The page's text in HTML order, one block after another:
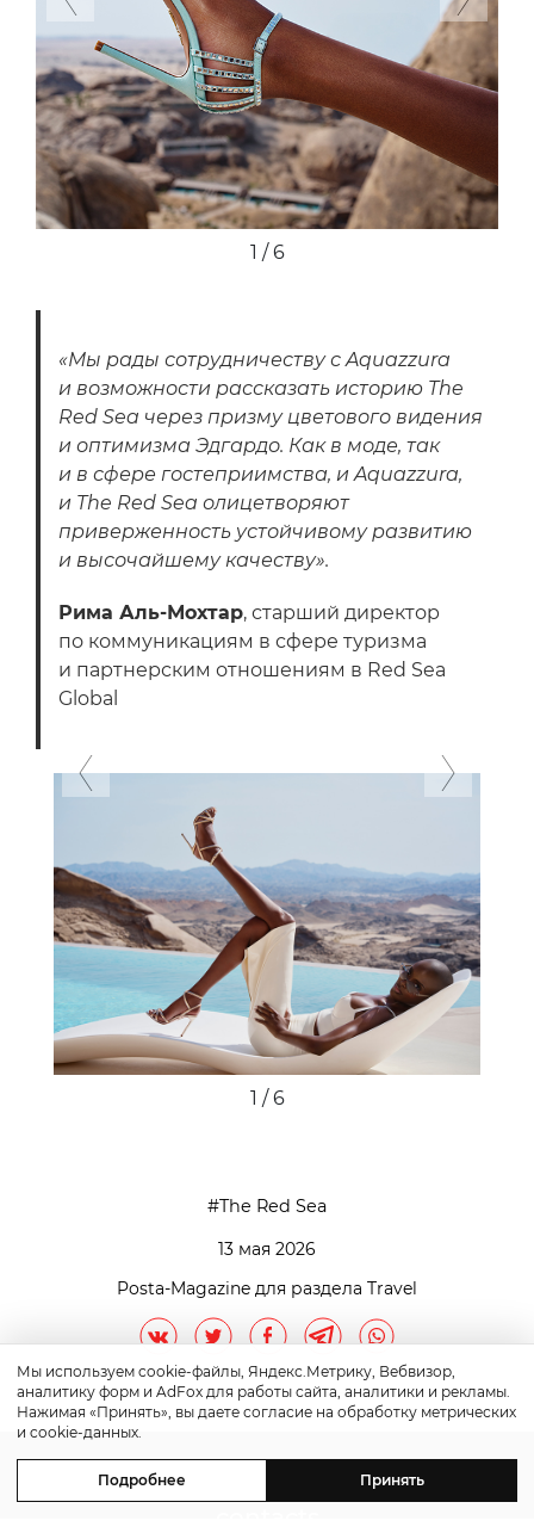
1 / 6
«Мы рады сотрудничеству с Aquazzura
и возможности рассказать историю The
Red Sea через призму цветового видения
и оптимизма Эдгардо. Как в моде, так
и в сфере гостеприимства, и Aquazzura,
и The Red Sea олицетворяют
приверженность устойчивому развитию
и высочайшему качеству».
Рима Аль-Мохтар, старший директор
по коммуникациям в сфере туризма
и партнерским отношениям в Red Sea
Global
1 / 6
The Red Sea
13 мая 2026
Posta-Magazine для раздела Travel
Мы используем cookie-файлы, Яндекс.Метрику, Вебвизор,
аналитику форм и AdFox для работы сайта, аналитики и рекламы.
Нажимая «Принять», вы даете согласие на обработку метрических
и cookie-данных.
Подробнее Принять